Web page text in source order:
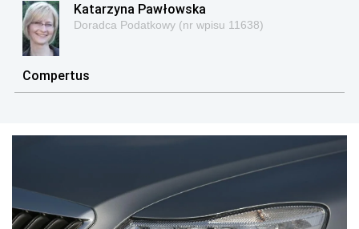
Katarzyna Pawłowska
Doradca Podatkowy (nr wpisu 11638)
Compertus